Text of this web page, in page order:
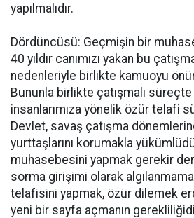
yapılmalıdır.
Dördüncüsü: Geçmişin bir
40 yıldır canımızı yakan bu
nedenleriyle birlikte kamuoyu
Bununla birlikte çatışmalı
insanlarımıza yönelik özür telafi
Devlet, savaş çatışma
yurttaşlarını korumakla
muhasebesini yapmak gerekir
sorma girişimi olarak
telafisini yapmak, özür dilemek
yeni bir sayfa açmanın